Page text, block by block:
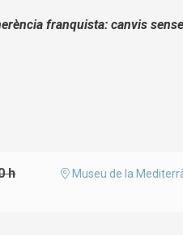
franquista: canvis
h Museu de la